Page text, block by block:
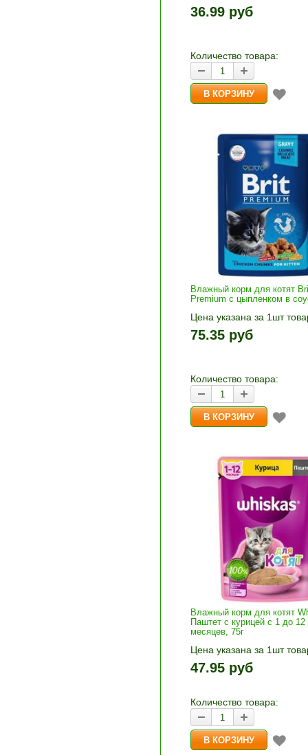
1шт прибавляется
и «-». Выберите нужное
36.99 руб
Количество товара:
Влажный корм для котят
Premium с цыпленком в
Цена указана за 1шт
1шт прибавляется
и «-». Выберите нужное
75.35 руб
Количество товара:
Влажный корм для котят
Паштет с курицей с 1 до 12
месяцев, 75г
Цена указана за 1шт
1шт прибавляется
и «-». Выберите нужное
корзину»
47.95 руб
Количество товара: